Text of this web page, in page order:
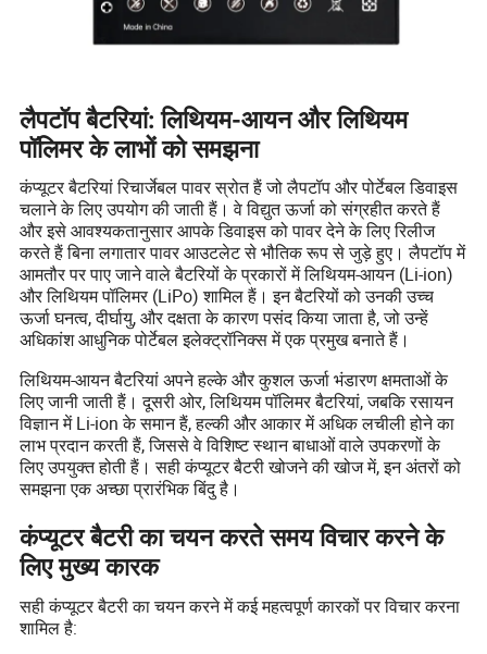
लैपटॉप बैटरियां: लिथियम-आयन और लिथियम
पॉलिमर के लाभों को समझना
कंप्यूटर बैटरियां रिचार्जेबल पावर स्रोत हैं जो लैपटॉप और पोर्टेबल डिवाइस
चलाने के लिए उपयोग की जाती हैं। वे विद्युत ऊर्जा को संग्रहीत करते हैं
और इसे आवश्यकतानुसार आपके डिवाइस को पावर देने के लिए रिलीज
करते हैं बिना लगातार पावर आउटलेट से भौतिक रूप से जुड़े हुए। लैपटॉप में
आमतौर पर पाए जाने वाले बैटरियों के प्रकारों में लिथियम-आयन (Li-ion)
और लिथियम पॉलिमर (LiPo) शामिल हैं। इन बैटरियों को उनकी उच्च
ऊर्जा घनत्व, दीर्घायु, और दक्षता के कारण पसंद किया जाता है, जो उन्हें
अधिकांश आधुनिक पोर्टेबल इलेक्ट्रॉनिक्स में एक प्रमुख बनाते हैं।
लिथियम-आयन बैटरियां अपने हल्के और कुशल ऊर्जा भंडारण क्षमताओं के
लिए जानी जाती हैं। दूसरी ओर, लिथियम पॉलिमर बैटरियां, जबकि रसायन
विज्ञान में Li-ion के समान हैं, हल्की और आकार में अधिक लचीली होने का
लाभ प्रदान करती हैं, जिससे वे विशिष्ट स्थान बाधाओं वाले उपकरणों के
लिए उपयुक्त होती हैं। सही कंप्यूटर बैटरी खोजने की खोज में, इन अंतरों को
समझना एक अच्छा प्रारंभिक बिंदु है।
कंप्यूटर बैटरी का चयन करते समय विचार करने के
लिए मुख्य कारक
सही कंप्यूटर बैटरी का चयन करने में कई महत्वपूर्ण कारकों पर विचार करना
शामिल है: